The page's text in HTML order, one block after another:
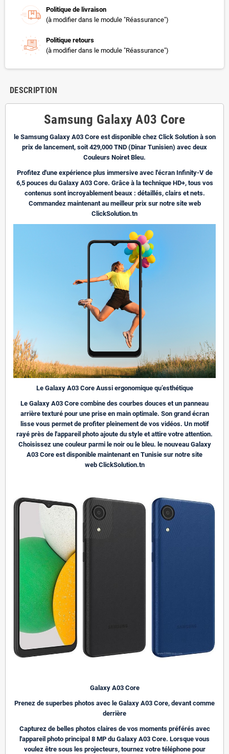
Politique de livraison
(à modifier dans le module "Réassurance")
Politique retours
(à modifier dans le module "Réassurance")
DESCRIPTION
Samsung Galaxy A03 Core
le Samsung Galaxy A03 Core est disponible chez Click Solution à son
prix de lancement, soit 429,000 TND (Dinar Tunisien) avec deux
Couleurs Noiret Bleu.
Profitez d'une expérience plus immersive avec l'écran Infinity-V de
6,5 pouces du Galaxy A03 Core. Grâce à la technique HD+, tous vos
contenus sont incroyablement beaux : détaillés, clairs et nets.
Commandez maintenant au meilleur prix sur notre site web
ClickSolution.tn
Le Galaxy A03 Core Aussi ergonomique qu’esthétique
Le Galaxy A03 Core combine des courbes douces et un panneau
arrière texturé pour une prise en main optimale. Son grand écran
lisse vous permet de profiter pleinement de vos vidéos. Un motif
rayé près de l'appareil photo ajoute du style et attire votre attention.
Choisissez une couleur parmi le noir ou le bleu. le nouveau Galaxy
A03 Core est disponible maintenant en Tunisie sur notre site
web ClickSolution.tn
Galaxy A03 Core
Prenez de superbes photos avec le Galaxy A03 Core, devant comme
derrière
Capturez de belles photos claires de vos moments préférés avec
l'appareil photo principal 8 MP du Galaxy A03 Core. Lorsque vous
voulez être sous les projecteurs, tournez votre téléphone pour